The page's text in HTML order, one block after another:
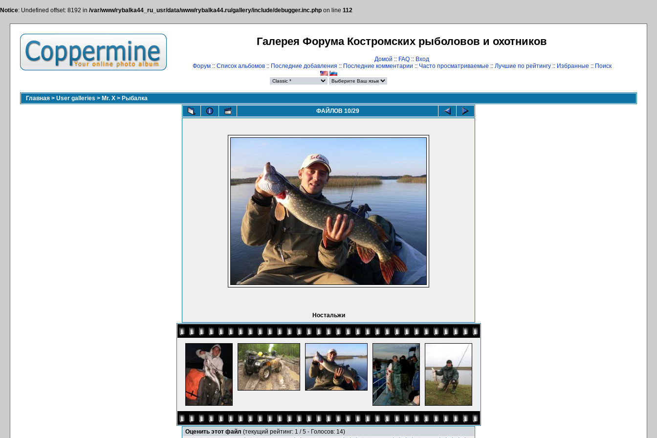
Notice: Undefined offset: 8192 in /var/www/rybalka44_ru_usr/data/www/rybalka44.ru/gallery/include/debugger.inc.php on line 112
Галерея Форума Костромских рыболовов и охотников
Домой :: FAQ :: Вход
Форум:: Список альбомов:: Последние добавления :: Последние комментарии :: Часто просматриваемые :: Лучшие по рейтингу:: Избранные :: Поиск
Главная > User galleries > Mr. X > Рыбалка
ФАЙЛОВ 10/29
Ностальжи
Оценить этот файл (текущий рейтинг: 1 / 5 - Голосов: 14)